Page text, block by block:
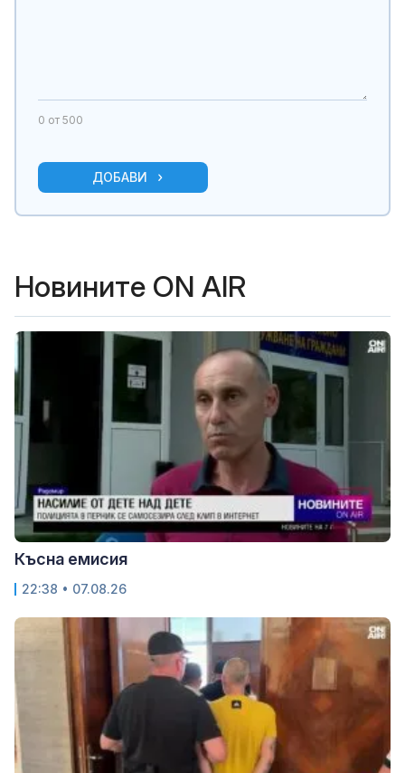
0 от 500
ДОБАВИ
Новините ON AIR
Късна емисия
22:38 • 07.08.26